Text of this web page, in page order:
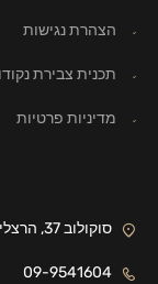
הצהרת נגישות
תכנית צבירת
מדיניות פרטיות
סוקולוב 37, הרצליה
09-9541604